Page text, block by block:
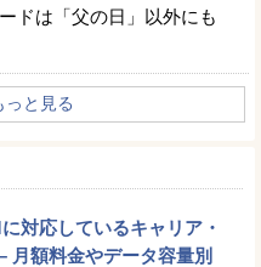
ドは「父の日」以外にも
っと見る
対応しているキャリア・
月額料金やデータ容量別